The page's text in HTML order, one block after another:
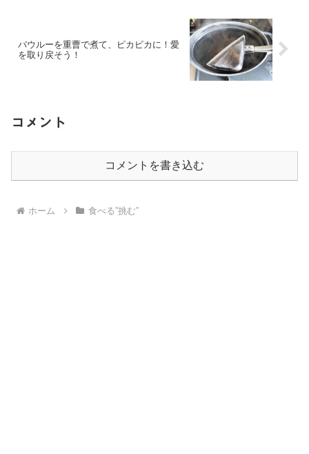
バウルーを重曹で煮て、ピカピカに！愛
を取り戻そう！
コメント
コメントを書き込む
ホーム 食べる”挑む”